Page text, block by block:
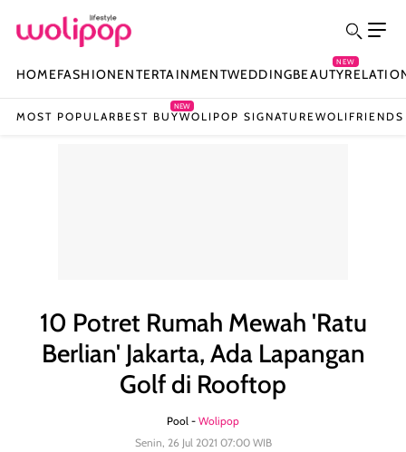
HOMEFASHIONENTERTAINMENTWEDDINGBEAUTY
NEW
MOST POPULAR BEST BUY
NEW
WOLIPOP SIGNATUREWOLIFRIENDS
10 Potret Rumah Mewah 'Ratu
Berlian' Jakarta, Ada Lapangan
Golf di Rooftop
Pool - Wolipop
Senin, 26 Jul 2021 07:00 WIB